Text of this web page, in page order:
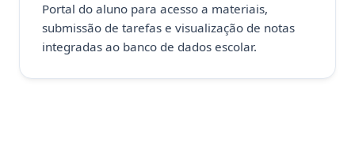
Portal do aluno para acesso a materiais,
submissão de tarefas e visualização de notas
integradas ao banco de dados escolar.